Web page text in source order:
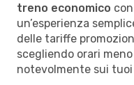
treno economico
un’esperienza
delle tariffe
scegliendo orari
notevolmente sui